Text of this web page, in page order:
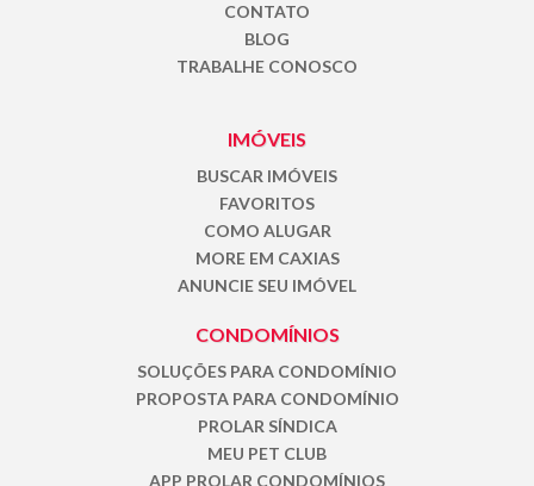
CONTATO
BLOG
TRABALHE CONOSCO
IMÓVEIS
BUSCAR IMÓVEIS
FAVORITOS
COMO ALUGAR
MORE EM CAXIAS
ANUNCIE SEU IMÓVEL
CONDOMÍNIOS
SOLUÇÕES PARA CONDOMÍNIO
PROPOSTA PARA CONDOMÍNIO
PROLAR SÍNDICA
MEU PET CLUB
APP PROLAR CONDOMÍNIOS